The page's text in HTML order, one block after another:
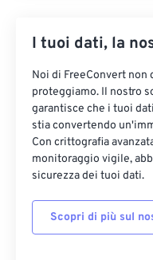
I tuoi dati, la
Noi di FreeConvert
proteggiamo. Il nostro
garantisce che i tuoi
stia convertendo
Con crittografia
monitoraggio vigile,
sicurezza dei tuoi dati.
Scopri di più sul